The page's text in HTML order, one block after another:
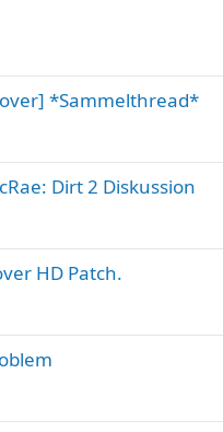
*Sammelthread*
Dirt 2 Diskussion
HD Patch.